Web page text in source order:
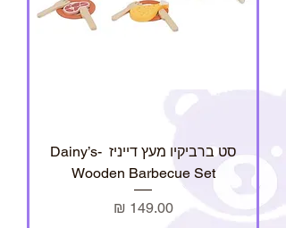
סט ברביקיו מעץ דייניז ‏‏‏‏ -Dainy’s
Wooden Barbecue Set
מחיר‏149.00 ‏₪